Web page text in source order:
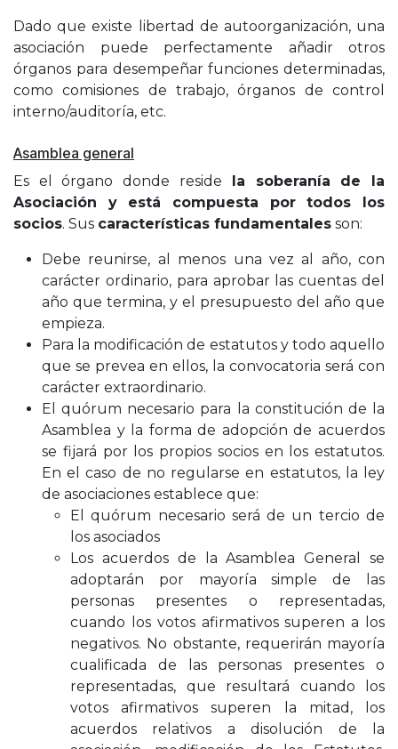
Dado que existe libertad de autoorganización, una
asociación puede perfectamente añadir otros
órganos para desempeñar funciones determinadas,
como comisiones de trabajo, órganos de control
interno/auditoría, etc.
Asamblea general
Es el órgano donde reside la soberanía de la
Asociación y está compuesta por todos los
socios. Sus características fundamentales son:
Debe reunirse, al menos una vez al año, con
carácter ordinario, para aprobar las cuentas del
año que termina, y el presupuesto del año que
empieza.
Para la modificación de estatutos y todo aquello
que se prevea en ellos, la convocatoria será con
carácter extraordinario.
El quórum necesario para la constitución de la
Asamblea y la forma de adopción de acuerdos
se fijará por los propios socios en los estatutos.
En el caso de no regularse en estatutos, la ley
de asociaciones establece que:
El quórum necesario será de un tercio de
los asociados
Los acuerdos de la Asamblea General se
adoptarán por mayoría simple de las
personas presentes o representadas,
cuando los votos afirmativos superen a los
negativos. No obstante, requerirán mayoría
cualificada de las personas presentes o
representadas, que resultará cuando los
votos afirmativos superen la mitad, los
acuerdos relativos a disolución de la